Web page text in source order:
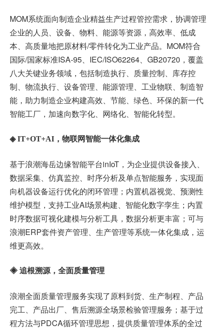
MOM系统面向制造企业精益生产过程管控需求，协调管理
企业的人员、设备、物料、能源等资源，高效率、低成
本、高质量地把原材料/零件转化为工业产品。MOM符合
国际/国家标准ISA-95、IEC/ISO62264、GB20720，覆盖
八大关键业务领域，包括制造执行、质量控制、库存控
制、物流执行、设备管理、能源管理、工业物联、制造智
能，助力制造企业构建高效、节能、绿色、环保的新一代
智能工厂，加速向数字化、网络化、智能化转型。
◈ IT+OT+AI，物联网智能一体化集成
基于浪潮海岳边缘智能平台inIoT，为企业提供设备接入、
数据采集、仿真监控、时序分析及单点智能服务，实现面
向机器设备运行优化的闭环管理；内置机器视觉、预测性
维护模型，支持工业AI场景构建、智能化数字孪生；内置
时序数据可视化建模与分析工具，数据分析更丰富；可与
浪潮ERP套件资产管理、生产管理等系统一体化集成，运
维更高效。
◈ 追根溯源，全面质量管理
浪潮全面质量管理服务实现了原料到货、生产制程、产品
完工、产品出厂、售后溯源全场景检验管理服务；基于过
程方法与PDCA循环管理思想，提供质量管理体系的全过